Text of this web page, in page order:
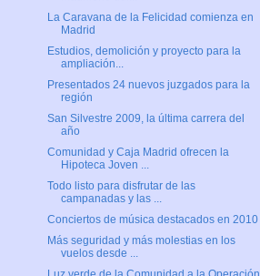
La Caravana de la Felicidad comienza en
Madrid
Estudios, demolición y proyecto para la
ampliación...
Presentados 24 nuevos juzgados para la
región
San Silvestre 2009, la última carrera del
año
Comunidad y Caja Madrid ofrecen la
Hipoteca Joven ...
Todo listo para disfrutar de las
campanadas y las ...
Conciertos de música destacados en 2010
Más seguridad y más molestias en los
vuelos desde ...